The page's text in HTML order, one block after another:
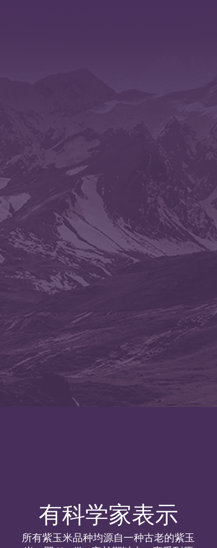
有科学家表示
所有紫玉米品种均源自一种古老的紫玉